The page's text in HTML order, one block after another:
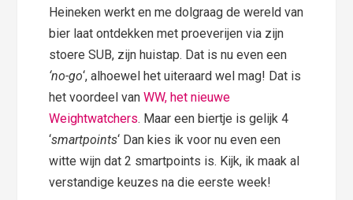
Heineken werkt en me dolgraag de wereld van
bier laat ontdekken met proeverijen via zijn
stoere SUB, zijn huistap. Dat is nu even een
‘no-go‘, alhoewel het uiteraard wel mag! Dat is
het voordeel vanWW, het nieuwe
Weightwatchers. Maar een biertje is gelijk 4
‘smartpoints‘ Dan kies ik voor nu even een
witte wijn dat 2 smartpoints is. Kijk, ik maak al
verstandige keuzes na die eerste week!